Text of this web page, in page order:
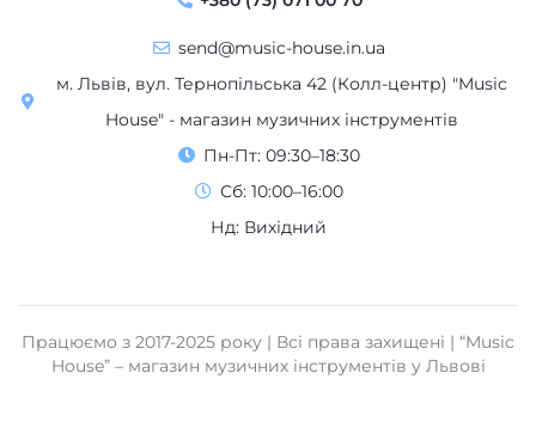
House" - магазин музичних інструментів
Пн-Пт: 09:30–18:30
Сб: 10:00–16:00
Нд: Вихідний
House” – магазин музичних інструментів у Львові